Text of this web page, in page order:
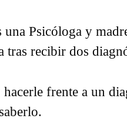
una Psicóloga y
tras recibir dos
frente a un